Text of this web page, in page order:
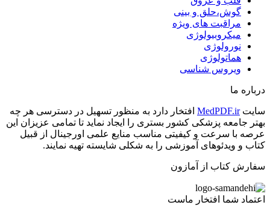
گوش،حلق و بینی
مراقبت های ویژه
میکروبیولوژی
نورولوژی
هماتولوژی
ویروس شناسی
درباره ما
سایتMedPDF.ir افتخار دارد به منظور تسهیل در دسترسی هر چه
بهتر جامعه پزشکی کشور بستری را ایجاد نماید تا تمامی عزیزان این
عرصه با سرعت و کیفیتی مناسب منایع علمی اورجینال از قبیل
کتاب و ویدئوهای آموزشی را به شکلی شایسته تهیه نمایند.
سفارش کتاب از آمازون
اعتماد شما افتخار ماست